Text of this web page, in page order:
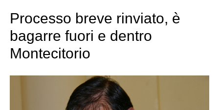
Processo breve rinviato, è
bagarre fuori e dentro
Montecitorio